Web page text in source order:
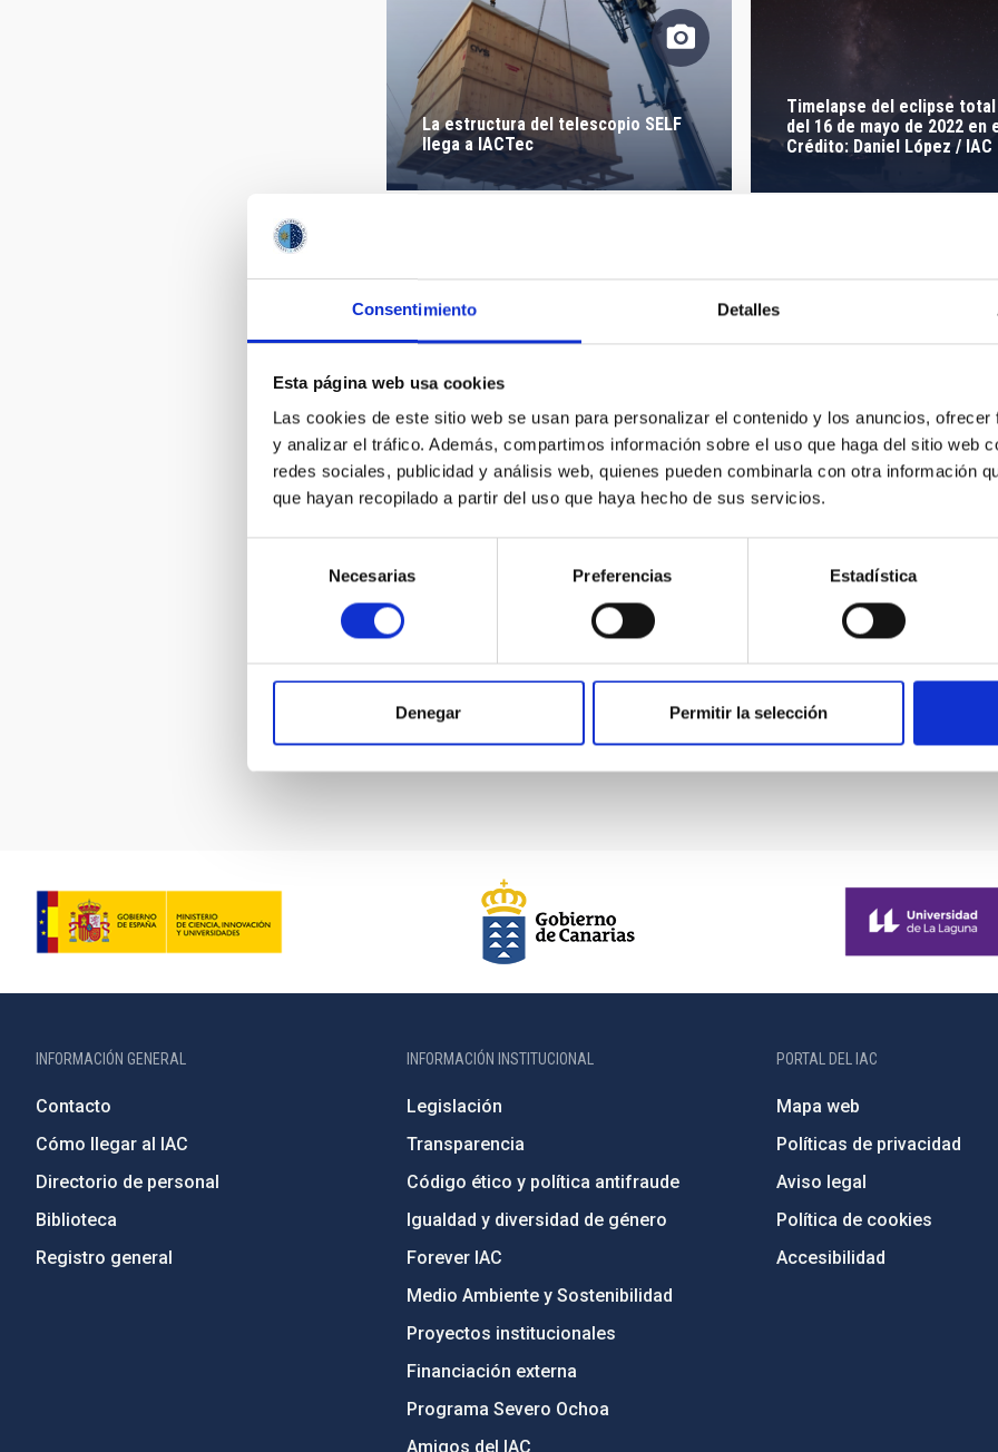
Consentimiento Detalles
Esta página web usa cookies
Las cookies de este sitio web se usan para personalizar el contenido y los anuncios,
y analizar el tráfico. Además, compartimos información sobre el uso que haga del sitio web
redes sociales, publicidad y análisis web, quienes pueden combinarla con otra información
que hayan recopilado a partir del uso que haya hecho de sus servicios.
consentimiento
Necesarias Preferencias Estadística
Denegar Permitir la selección
La estructura del telescopio SELF
llega a IACTec
Timelapse del eclipse total
del 16 de mayo de 2022 en
Crédito: Daniel López / IAC
criostato de pruebas en la sala AIV
Paginación
Página
1 Página
2 Página
3 Página
4
INFORMACIÓN GENERAL
Contacto
Cómo llegar al IAC
Directorio de personal
Biblioteca
Registro general
INFORMACIÓN INSTITUCIONAL
Legislación
Transparencia
Código ético y política antifraude
Igualdad y diversidad de género
Forever IAC
Medio Ambiente y Sostenibilidad
Proyectos institucionales
Financiación externa
Programa Severo Ochoa
Amigos del IAC
PORTAL DEL IAC
Mapa web
Políticas de privacidad
Aviso legal
Política de cookies
Accesibilidad